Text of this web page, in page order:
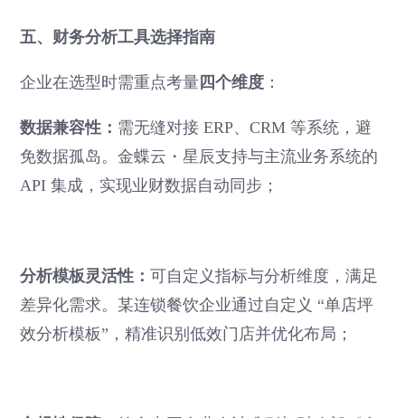
五、财务分析工具选择指南
企业在选型时需重点考量 四个维度 ：
数据兼容性： 需无缝对接 ERP、CRM 等系统，避
免数据孤岛。金蝶云・星辰支持与主流业务系统的
API 集成，实现业财数据自动同步；
分析模板灵活性：可自定义指标与分析维度，满足
差异化需求。某连锁餐饮企业通过自定义 “单店坪
效分析模板”，精准识别低效门店并优化布局；